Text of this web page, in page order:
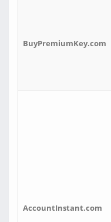
BuyPremiumKey.com
AccountInstant.com